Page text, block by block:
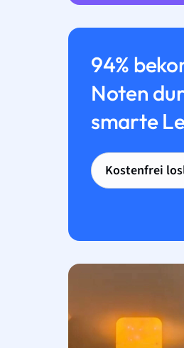
94%
Noten
smarte
Kostenfrei